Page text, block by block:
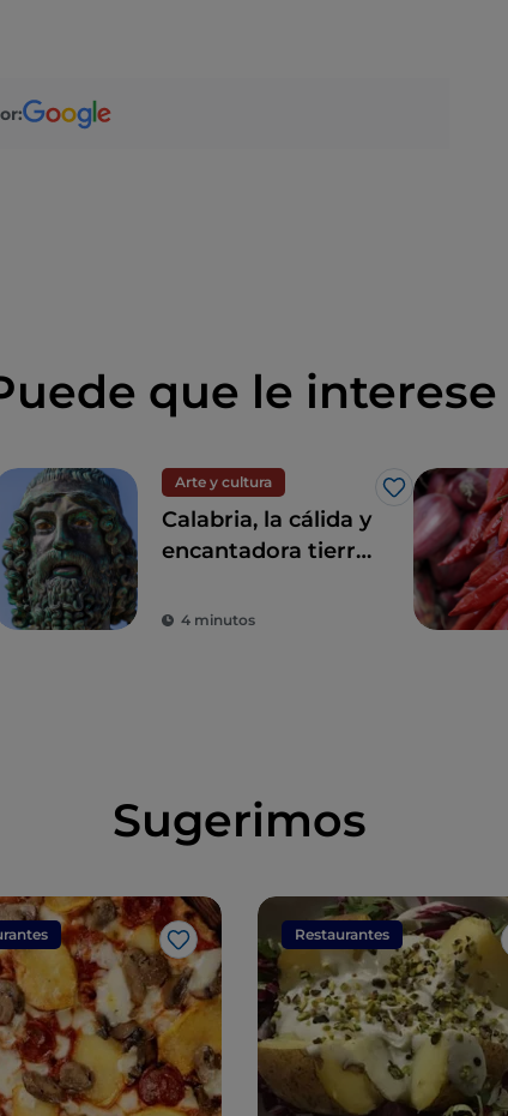
que le interese
gusta
Arte y cultura
Me gusta
Calabria, la cálida y
encantadora tierra
Riace
4 minutos
Sugerimos
Me gusta
Restaurantes